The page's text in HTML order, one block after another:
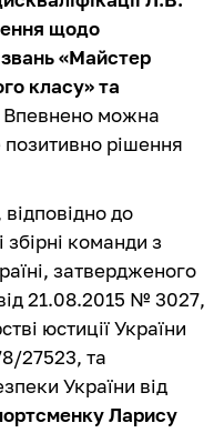
щодо
«Майстер
класу» та
Впевнено можна
рішення
до
команди з
затвердженого
21.08.2015 № 3027,
юстиції України
27523, та
України від
Ларису